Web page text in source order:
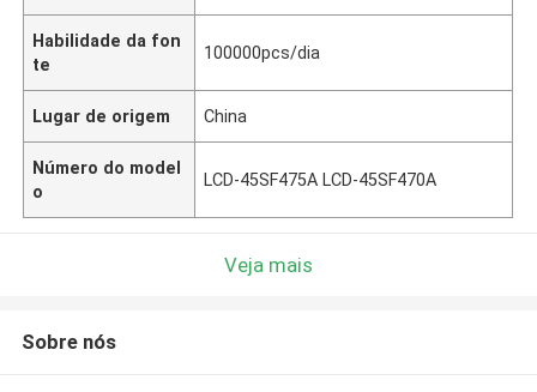
Habilidade da fon
te
100000pcs/dia
Lugar de origem China
Número do model
o
LCD-45SF475A LCD-45SF470A
Veja mais
Sobre nós